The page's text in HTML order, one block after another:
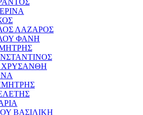
ΛΑΖΑΡΟΣ
ΦΑΝΗ
ΧΡΥΣΑΝΘΗ
ΒΑΣΙΛΙΚΗ